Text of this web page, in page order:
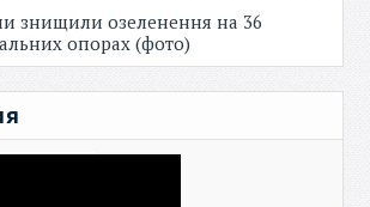
знищили озеленення на 36
опорах (фото)